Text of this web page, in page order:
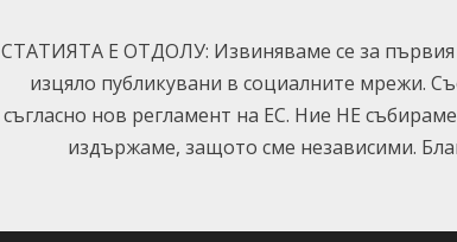
СТАТИЯТА Е ОТДОЛУ: Извиняваме се за
изцяло публикувани в социалните мрежи.
съгласно нов регламент на ЕС. Ние НЕ
издържаме, защото сме независими.